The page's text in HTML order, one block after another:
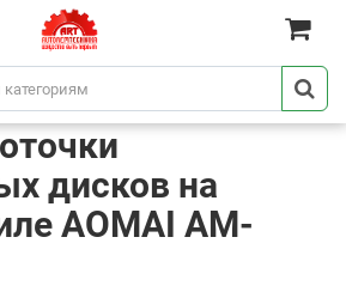
дисков на
AOMAI AM-